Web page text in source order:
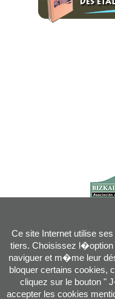
Ce site Internet utilise
tiers. Choisissez l�option
naviguer et m�me leur
bloquer certains cookies,
cliquez sur le bouton "
accepter les cookies